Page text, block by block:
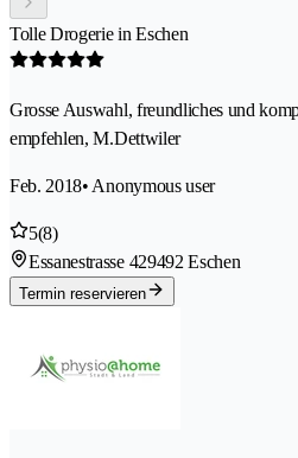
Tolle Drogerie in Eschen
Grosse Auswahl, freundliches und
empfehlen, M.Dettwiler
Feb. 2018• Anonymous user
5(8)
Essanestrasse 429492 Eschen
Termin reservieren